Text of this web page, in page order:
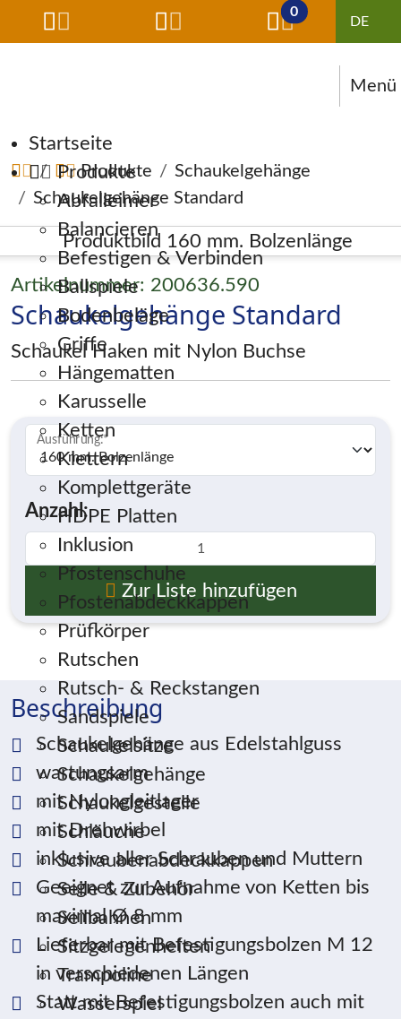
0
Menü
Navigation überspringen
Startseite
Produkte
Abfalleimer
Balancieren
Befestigen & Verbinden
Ballspiele
Bodenbeläge
Griffe
Hängematten
Karusselle
Ketten
Klettern
Komplettgeräte
HDPE Platten
Inklusion
Pfostenschuhe
Pfostenabdeckkappen
Prüfkörper
Rutschen
Rutsch- & Reckstangen
Sandspiele
Schaukelsitze
Schaukelgehänge
Schaukelgestelle
Schläuche
Schraubenabdeckkappen
Seile & Zubehör
Seilbahnen
Sitzgelegenheiten
Trampoline
Wasserspiel
Produkte
Schaukelgehänge
Schaukelgehänge Standard
Artikelnummer: 200636.590
Schaukelgehänge Standard
Schaukel Haken mit Nylon Buchse
Ausführung:*
Anzahl:
Zur Liste hinzufügen
Beschreibung
Schaukelgehänge aus Edelstahlguss
wartungsarm
mit Nylongleitlager
mit Drehwirbel
inklusive aller Schrauben und Muttern
Geeignet zur Aufnahme von Ketten bis
maximal Ø 8 mm
Lieferbar mit Befestigungsbolzen M 12
in verschiedenen Längen
Statt mit Befestigungsbolzen auch mit